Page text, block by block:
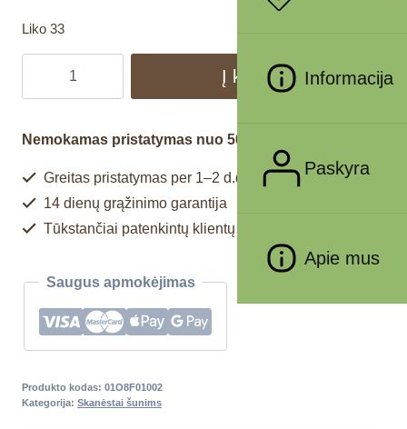
Informacija
Paskyra
Apie mus
Liko 33
Į krepšelį
Nemokamas pristatymas nuo 50€
Greitas pristatymas per 1–2 d.d.
14 dienų grąžinimo garantija
Tūkstančiai patenkintų klientų
Saugus apmokėjimas
Produkto kodas: 01O8F01002
Kategorija: Skanėstai šunims